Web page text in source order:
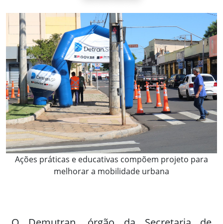
Ações práticas e educativas compõem projeto para
melhorar a mobilidade urbana